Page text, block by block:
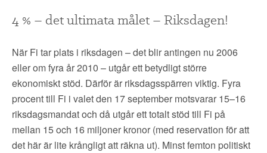
4 % – det ultimata målet – Riksdagen!
När Fi tar plats i riksdagen – det blir antingen nu 2006
eller om fyra år 2010 – utgår ett betydligt större
ekonomiskt stöd. Därför är riksdagsspärren viktig. Fyra
procent till Fi i valet den 17 september motsvarar 15–16
riksdagsmandat och då utgår ett totalt stöd till Fi på
mellan 15 och 16 miljoner kronor (med reservation för att
det här är lite krångligt att räkna ut). Minst femton politiskt